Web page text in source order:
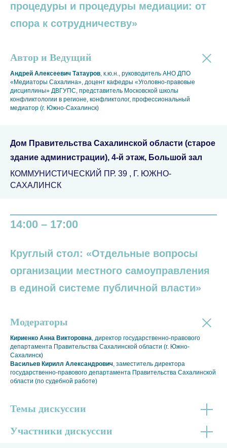
процедуры и процедуры медиации: от
спора к сотрудничеству»
Автор и Ведущий
Андрей Алексеевич Татауров, к.ю.н., руководитель АНО ДПО
«Медиаторы Сахалина», доцент кафедры «Уголовно-правовые
дисциплины» ДВГУПС, представитель Московской школы
конфликтологии в регионе, конфликтолог, профессиональный
медиатор (г. Южно-Сахалинск)
Дом Правительства Сахалинской области (старое
здание администрации), 4-й этаж, Большой зал
КОММУНИСТИЧЕСКИЙ ПР. 39 , Г. ЮЖНО-
САХАЛИНСК
14:00 – 17:00
Круглый стол: «Отдельные вопросы
организации местного самоуправления
в единой системе публичной власти»
Модераторы
Кириенко Анна Викторовна, директор государственно-правового
департамента Правительства Сахалинской области (г. Южно-
Сахалинск)
Васильев Кирилл Александрович, заместитель директора
государственно-правового департамента Правительства Сахалинской
области (по судебной работе)
Темы дискуссии
Участники дискуссии